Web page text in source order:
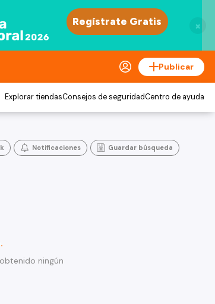
×
Publicar
Explorar tiendasConsejos de seguridadCentro de ayuda
Notificaciones Guardar búsqueda
ningún